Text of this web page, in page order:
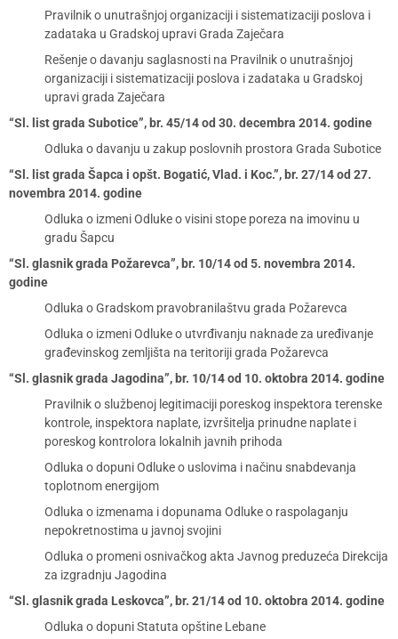
Pravilnik o unutrašnjoj organizaciji i sistematizaciji poslova i
zadataka u Gradskoj upravi Grada Zaječara
Rešenje o davanju saglasnosti na Pravilnik o unutrašnjoj
organizaciji i sistematizaciji poslova i zadataka u Gradskoj
upravi grada Zaječara
“Sl. list grada Subotice”, br. 45/14 od 30. decembra 2014. godine
Odluka o davanju u zakup poslovnih prostora Grada Subotice
“Sl. list grada Šapca i opšt. Bogatić, Vlad. i Koc.”, br. 27/14 od 27.
novembra 2014. godine
Odluka o izmeni Odluke o visini stope poreza na imovinu u
gradu Šapcu
“Sl. glasnik grada Požarevca”, br. 10/14 od 5. novembra 2014.
godine
Odluka o Gradskom pravobranilaštvu grada Požarevca
Odluka o izmeni Odluke o utvrđivanju naknade za uređivanje
građevinskog zemljišta na teritoriji grada Požarevca
“Sl. glasnik grada Jagodina”, br. 10/14 od 10. oktobra 2014. godine
Pravilnik o službenoj legitimaciji poreskog inspektora terenske
kontrole, inspektora naplate, izvršitelja prinudne naplate i
poreskog kontrolora lokalnih javnih prihoda
Odluka o dopuni Odluke o uslovima i načinu snabdevanja
toplotnom energijom
Odluka o izmenama i dopunama Odluke o raspolaganju
nepokretnostima u javnoj svojini
Odluka o promeni osnivačkog akta Javnog preduzeća Direkcija
za izgradnju Jagodina
“Sl. glasnik grada Leskovca”, br. 21/14 od 10. oktobra 2014. godine
Odluka o dopuni Statuta opštine Lebane